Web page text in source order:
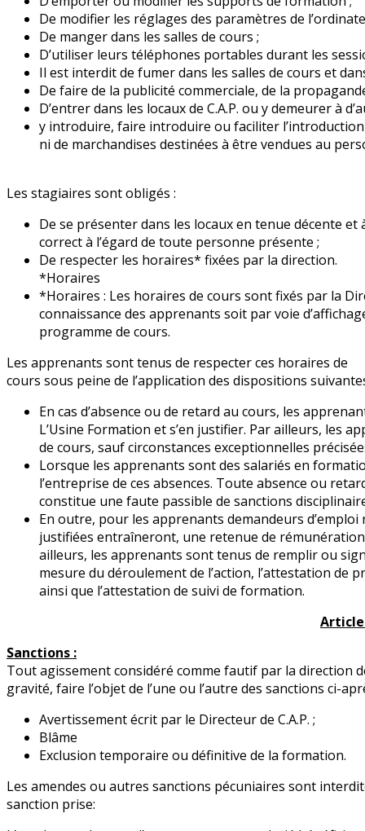
De modifier les réglages des paramètres de
De manger dans les salles de cours ;
D’utiliser leurs téléphones portables durant les
Il est interdit de fumer dans les salles de cours et
De faire de la publicité commerciale, de la
D’entrer dans les locaux de C.A.P. ou y demeurer à
y introduire, faire introduire ou faciliter l’introduction
ni de marchandises destinées à être vendues au
Les stagiaires sont obligés :
De se présenter dans les locaux en tenue décente
correct à l’égard de toute personne présente ;
De respecter les horaires* fixées par la direction.
*Horaires
*Horaires : Les horaires de cours sont fixés par la
connaissance des apprenants soit par voie
programme de cours.
Les apprenants sont tenus de respecter ces horaires de
cours sous peine de l’application des dispositions
En cas d’absence ou de retard au cours, les
L’Usine Formation et s’en justifier. Par ailleurs, les
de cours, sauf circonstances exceptionnelles
Lorsque les apprenants sont des salariés en
l’entreprise de ces absences. Toute absence ou
constitue une faute passible de sanctions
En outre, pour les apprenants demandeurs
justifiées entraîneront, une retenue de
ailleurs, les apprenants sont tenus de remplir ou
mesure du déroulement de l’action, l’attestation
ainsi que l’attestation de suivi de formation.
Article
Sanctions :
Tout agissement considéré comme fautif par la direction
gravité, faire l’objet de l’une ou l’autre des sanctions ci-
Avertissement écrit par le Directeur de C.A.P. ;
Blâme
Exclusion temporaire ou définitive de la formation.
Les amendes ou autres sanctions pécuniaires sont
sanction prise: